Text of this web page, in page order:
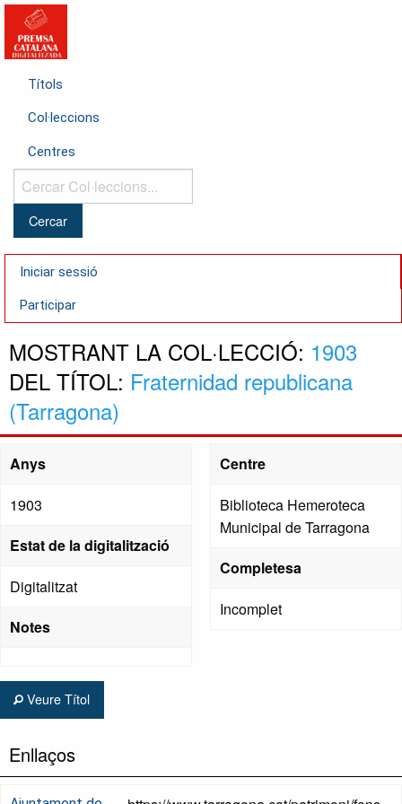
Títols
Col·leccions
Centres
Cercar
Col·leccions...
Iniciar sessió
Participar
MOSTRANT LA COL·LECCIÓ: 1903
DEL TÍTOL: Fraternidad republicana
(Tarragona)
Anys
1903
Estat de la digitalització
Digitalitzat
Notes
Centre
Biblioteca Hemeroteca
Municipal de Tarragona
Completesa
Incomplet
Veure Títol
Enllaços